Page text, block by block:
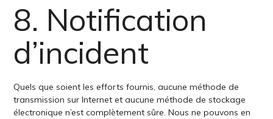
8. Notification
d’incident
Quels que soient les efforts fournis, aucune méthode de
transmission sur Internet et aucune méthode de stockage
électronique n’est complètement sûre. Nous ne pouvons en